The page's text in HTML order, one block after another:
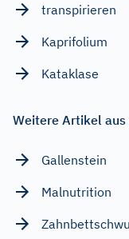
transpirieren
Kaprifolium
Kataklase
Weitere Artikel aus
Gallenstein
Malnutrition